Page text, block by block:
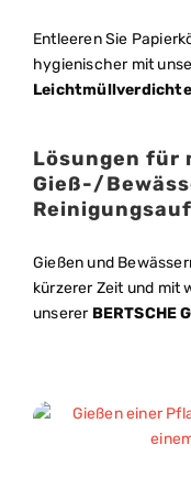
Entleeren Sie
hygienischer mit
Lösungen für
Gieß-/
Gießen und
kürzerer Zeit und mit
unserer BERTSCHE